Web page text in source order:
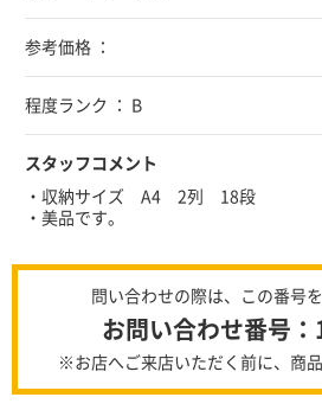
参考価格 ：
程度ランク ： B
スタッフコメント
・収納サイズ A4 2列 18段
・美品です。
問い合わせの際は、この番号
お問い合わせ番号
※お店へご来店いただく前に、商品